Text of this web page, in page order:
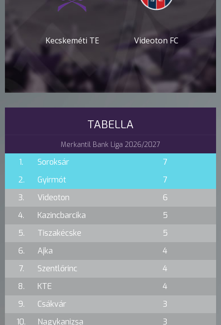
Kecskeméti TE Videoton FC
TABELLA
Merkantil Bank Liga 2026/2027
1. Soroksár
7
2.
Gyirmót
7
3.
Videoton
6
4.
Kazincbarcika
5
5.
Tiszakécske
5
6.
Ajka
4
7.
Szentlőrinc
4
8.
KTE
4
9.
Csákvár
3
10.
Nagykanizsa 3